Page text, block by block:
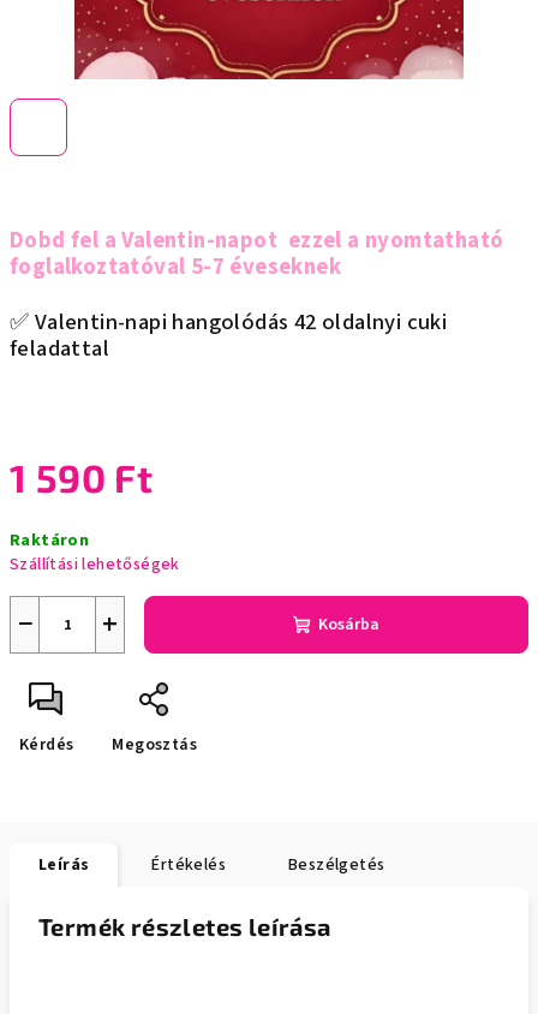
Dobd fel a Valentin-napot ezzel a nyomtatható
foglalkoztatóval 5-7 éveseknek
✅ Valentin-napi hangolódás 42 oldalnyi cuki
feladattal
1 590 Ft
Raktáron
Szállítási lehetőségek
+
− Kosárba
Kérdés Megosztás
Leírás Értékelés Beszélgetés
Termék részletes leírása